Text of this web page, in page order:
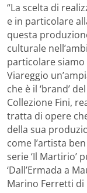
“La scelta di
e in particolare
questa
culturale
particolare
Viareggio
che è il ‘brand’
Collezione Fini,
tratta di opere
della sua
come l’artista
serie ‘Il Martirio’
‘Dall’Ermada a
Marino Ferretti di